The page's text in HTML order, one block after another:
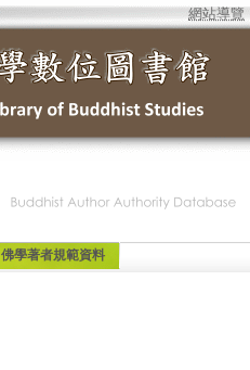
網站導覽
佛學著者規範資料